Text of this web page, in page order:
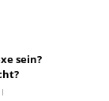
sein?